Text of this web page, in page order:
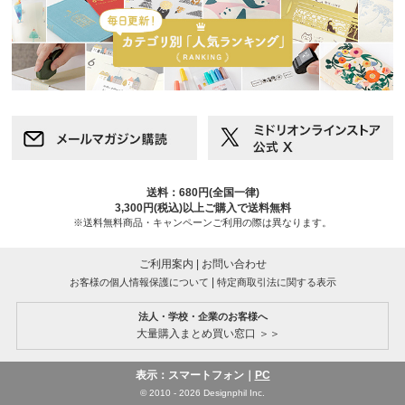
送料：680円(全国一律)
3,300円(税込)以上ご購入で送料無料
※送料無料商品・キャンペーンご利用の際は異なります。
ご利用案内 | お問い合わせ
お客様の個人情報保護について | 特定商取引法に関する表示
法人・学校・企業のお客様へ
大量購入まとめ買い窓口 ＞＞
表示：スマートフォン｜ PC
© 2010 - 2026 Designphil Inc.